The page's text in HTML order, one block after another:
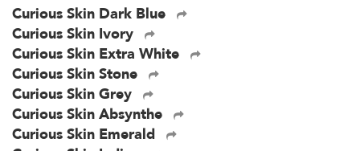
Curious Skin Dark Blue
Curious Skin Ivory
Curious Skin Extra White
Curious Skin Stone
Curious Skin Grey
Curious Skin Absynthe
Curious Skin Emerald